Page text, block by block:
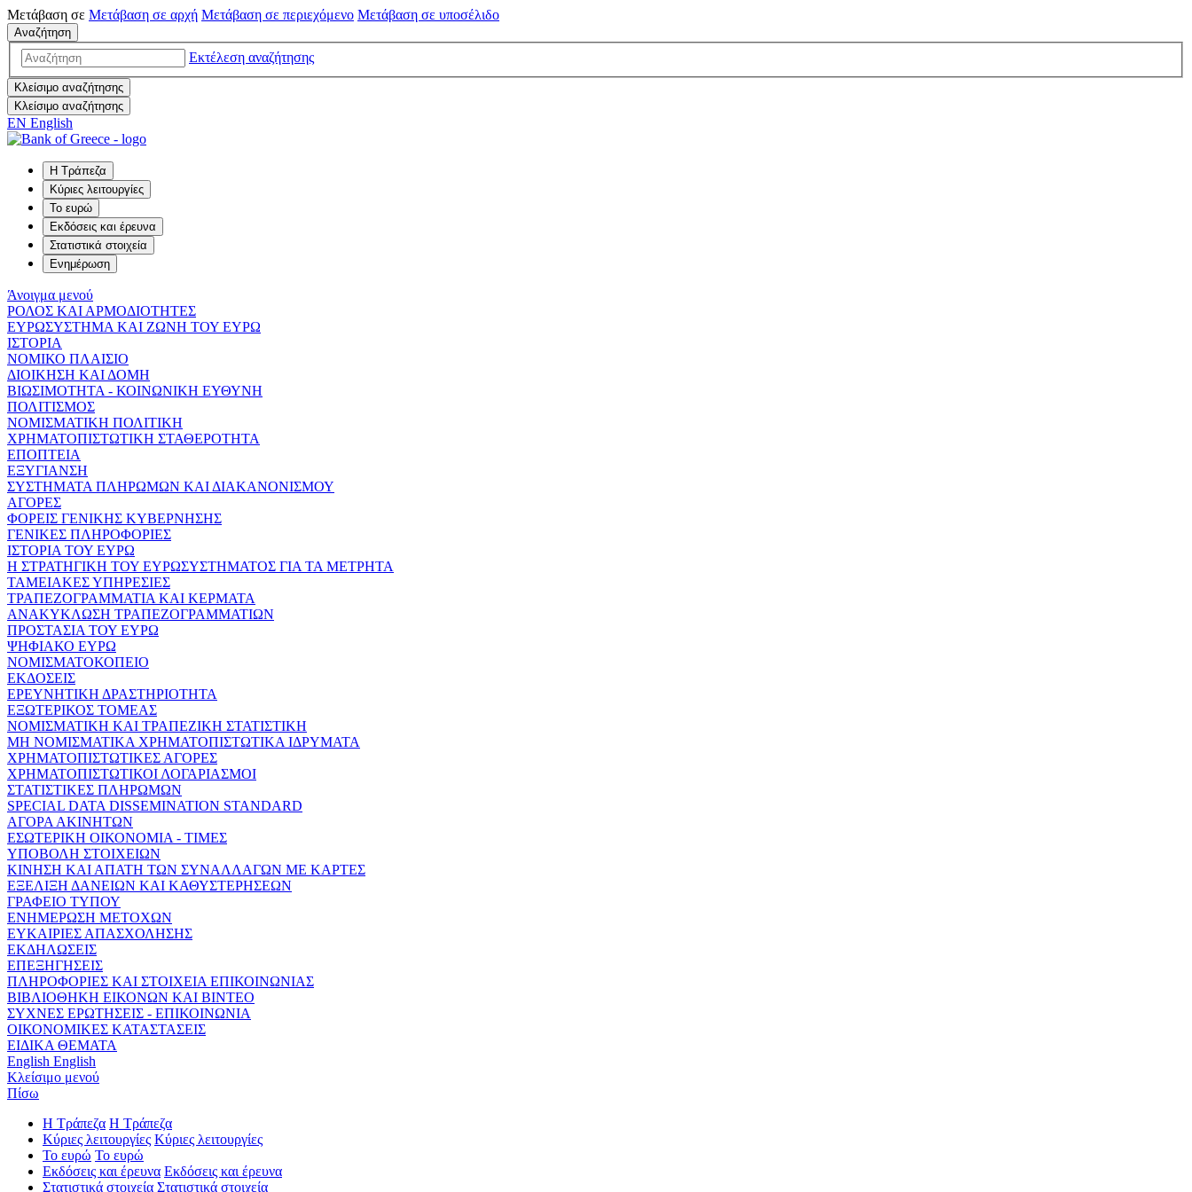
Μετάβαση σε Μετάβαση σε αρχή Μετάβαση σε περιεχόμενο Μετάβαση σε υποσέλιδο
Αναζήτηση
Εκτέλεση αναζήτησης
Κλείσιμο αναζήτησης
Κλείσιμο αναζήτησης
EN English
Η Τράπεζα
Κύριες λειτουργίες
Το ευρώ
Εκδόσεις και έρευνα
Στατιστικά στοιχεία
Ενημέρωση
Άνοιγμα μενού
ΡΟΛΟΣ ΚΑΙ ΑΡΜΟΔΙΟΤΗΤΕΣ
ΕΥΡΩΣΥΣΤΗΜΑ ΚΑΙ ΖΩΝΗ ΤΟΥ ΕΥΡΩ
ΙΣΤΟΡΙΑ
ΝΟΜΙΚΟ ΠΛΑΙΣΙΟ
ΔΙΟΙΚΗΣΗ ΚΑΙ ΔΟΜΗ
ΒΙΩΣΙΜΟΤΗΤΑ - ΚΟΙΝΩΝΙΚΗ ΕΥΘΥΝΗ
ΠΟΛΙΤΙΣΜΟΣ
ΝΟΜΙΣΜΑΤΙΚΗ ΠΟΛΙΤΙΚΗ
ΧΡΗΜΑΤΟΠΙΣΤΩΤΙΚΗ ΣΤΑΘΕΡΟΤΗΤΑ
ΕΠΟΠΤΕΙΑ
ΕΞΥΓΙΑΝΣΗ
ΣΥΣΤΗΜΑΤΑ ΠΛΗΡΩΜΩΝ ΚΑΙ ΔΙΑΚΑΝΟΝΙΣΜΟΥ
ΑΓΟΡΕΣ
ΦΟΡΕΙΣ ΓΕΝΙΚΗΣ ΚΥΒΕΡΝΗΣΗΣ
ΓΕΝΙΚΕΣ ΠΛΗΡΟΦΟΡΙΕΣ
ΙΣΤΟΡΙΑ ΤΟΥ ΕΥΡΩ
Η ΣΤΡΑΤΗΓΙΚΗ ΤΟΥ ΕΥΡΩΣΥΣΤΗΜΑΤΟΣ ΓΙΑ ΤΑ ΜΕΤΡΗΤΑ
ΤΑΜΕΙΑΚΕΣ ΥΠΗΡΕΣΙΕΣ
ΤΡΑΠΕΖΟΓΡΑΜΜΑΤΙΑ ΚΑΙ ΚΕΡΜΑΤΑ
ΑΝΑΚΥΚΛΩΣΗ ΤΡΑΠΕΖΟΓΡΑΜΜΑΤΙΩΝ
ΠΡΟΣΤΑΣΙΑ ΤΟΥ ΕΥΡΩ
ΨΗΦΙΑΚΟ ΕΥΡΩ
ΝΟΜΙΣΜΑΤΟΚΟΠΕΙΟ
ΕΚΔΟΣΕΙΣ
ΕΡΕΥΝΗΤΙΚΗ ΔΡΑΣΤΗΡΙΟΤΗΤΑ
ΕΞΩΤΕΡΙΚΟΣ ΤΟΜΕΑΣ
ΝΟΜΙΣΜΑΤΙΚΗ ΚΑΙ ΤΡΑΠΕΖΙΚΗ ΣΤΑΤΙΣΤΙΚΗ
ΜΗ ΝΟΜΙΣΜΑΤΙΚΑ ΧΡΗΜΑΤΟΠΙΣΤΩΤΙΚΑ ΙΔΡΥΜΑΤΑ
ΧΡΗΜΑΤΟΠΙΣΤΩΤΙΚΕΣ ΑΓΟΡΕΣ
ΧΡΗΜΑΤΟΠΙΣΤΩΤΙΚΟΙ ΛΟΓΑΡΙΑΣΜΟΙ
ΣΤΑΤΙΣΤΙΚΕΣ ΠΛΗΡΩΜΩΝ
SPECIAL DATA DISSEMINATION STANDARD
ΑΓΟΡΑ ΑΚΙΝΗΤΩΝ
ΕΣΩΤΕΡΙΚΗ ΟΙΚΟΝΟΜΙΑ - ΤΙΜΕΣ
ΥΠΟΒΟΛΗ ΣΤΟΙΧΕΙΩΝ
ΚΙΝΗΣΗ ΚΑΙ ΑΠΑΤΗ ΤΩΝ ΣΥΝΑΛΛΑΓΩΝ ΜΕ ΚΑΡΤΕΣ
ΕΞΕΛΙΞΗ ΔΑΝΕΙΩΝ ΚΑΙ ΚΑΘΥΣΤΕΡΗΣΕΩΝ
ΓΡΑΦΕΙΟ ΤΥΠΟΥ
ΕΝΗΜΕΡΩΣΗ ΜΕΤΟΧΩΝ
ΕΥΚΑΙΡΙΕΣ ΑΠΑΣΧΟΛΗΣΗΣ
ΕΚΔΗΛΩΣΕΙΣ
ΕΠΕΞΗΓΗΣΕΙΣ
ΠΛΗΡΟΦΟΡΙΕΣ ΚΑΙ ΣΤΟΙΧΕΙΑ ΕΠΙΚΟΙΝΩΝΙΑΣ
ΒΙΒΛΙΟΘΗΚΗ ΕΙΚΟΝΩΝ ΚΑΙ ΒΙΝΤΕΟ
ΣΥΧΝΕΣ ΕΡΩΤΗΣΕΙΣ - ΕΠΙΚΟΙΝΩΝΙΑ
ΟΙΚΟΝΟΜΙΚΕΣ ΚΑΤΑΣΤΑΣΕΙΣ
ΕΙΔΙΚΑ ΘΕΜΑΤΑ
English English
Κλείσιμο μενού
Πίσω
Η Τράπεζα Η Τράπεζα
Κύριες λειτουργίες Κύριες λειτουργίες
Το ευρώ Το ευρώ
Εκδόσεις και έρευνα Εκδόσεις και έρευνα
Στατιστικά στοιχεία Στατιστικά στοιχεία